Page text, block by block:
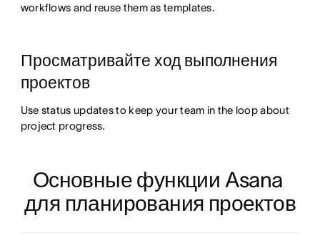
workflows and reuse them as templates.
Просматривайте ход выполнения
проектов
Use status updates to keep your team in the loop about
project progress.
Основные функции Asana
для планирования проектов